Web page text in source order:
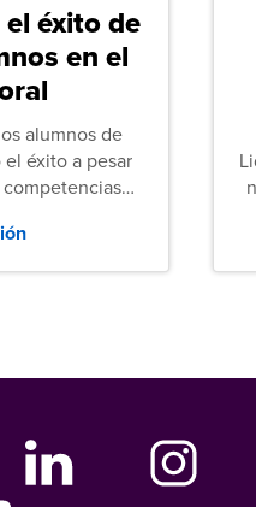
éxito de
en el
alumnos de
éxito a pesar
los recién
Unidos.